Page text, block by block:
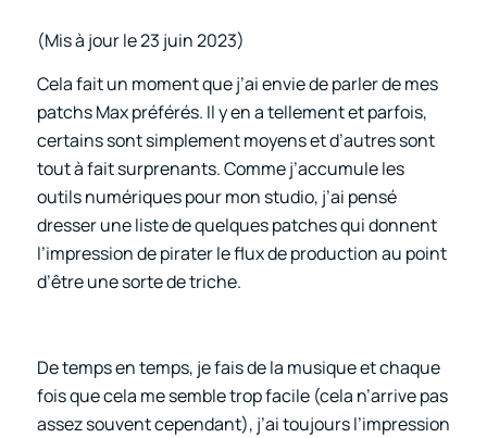
(Mis à jour le 23 juin 2023)
Cela fait un moment que j’ai envie de parler de mes
patchs Max préférés. Il y en a tellement et parfois,
certains sont simplement moyens et d’autres sont
tout à fait surprenants. Comme j’accumule les
outils numériques pour mon studio, j’ai pensé
dresser une liste de quelques patches qui donnent
l’impression de pirater le flux de production au point
d’être une sorte de triche.
De temps en temps, je fais de la musique et chaque
fois que cela me semble trop facile (cela n’arrive pas
assez souvent cependant), j’ai toujours l’impression